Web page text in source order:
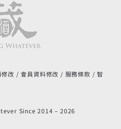
改 會員資料修改 服務條款 智
Since 2014 – 2026